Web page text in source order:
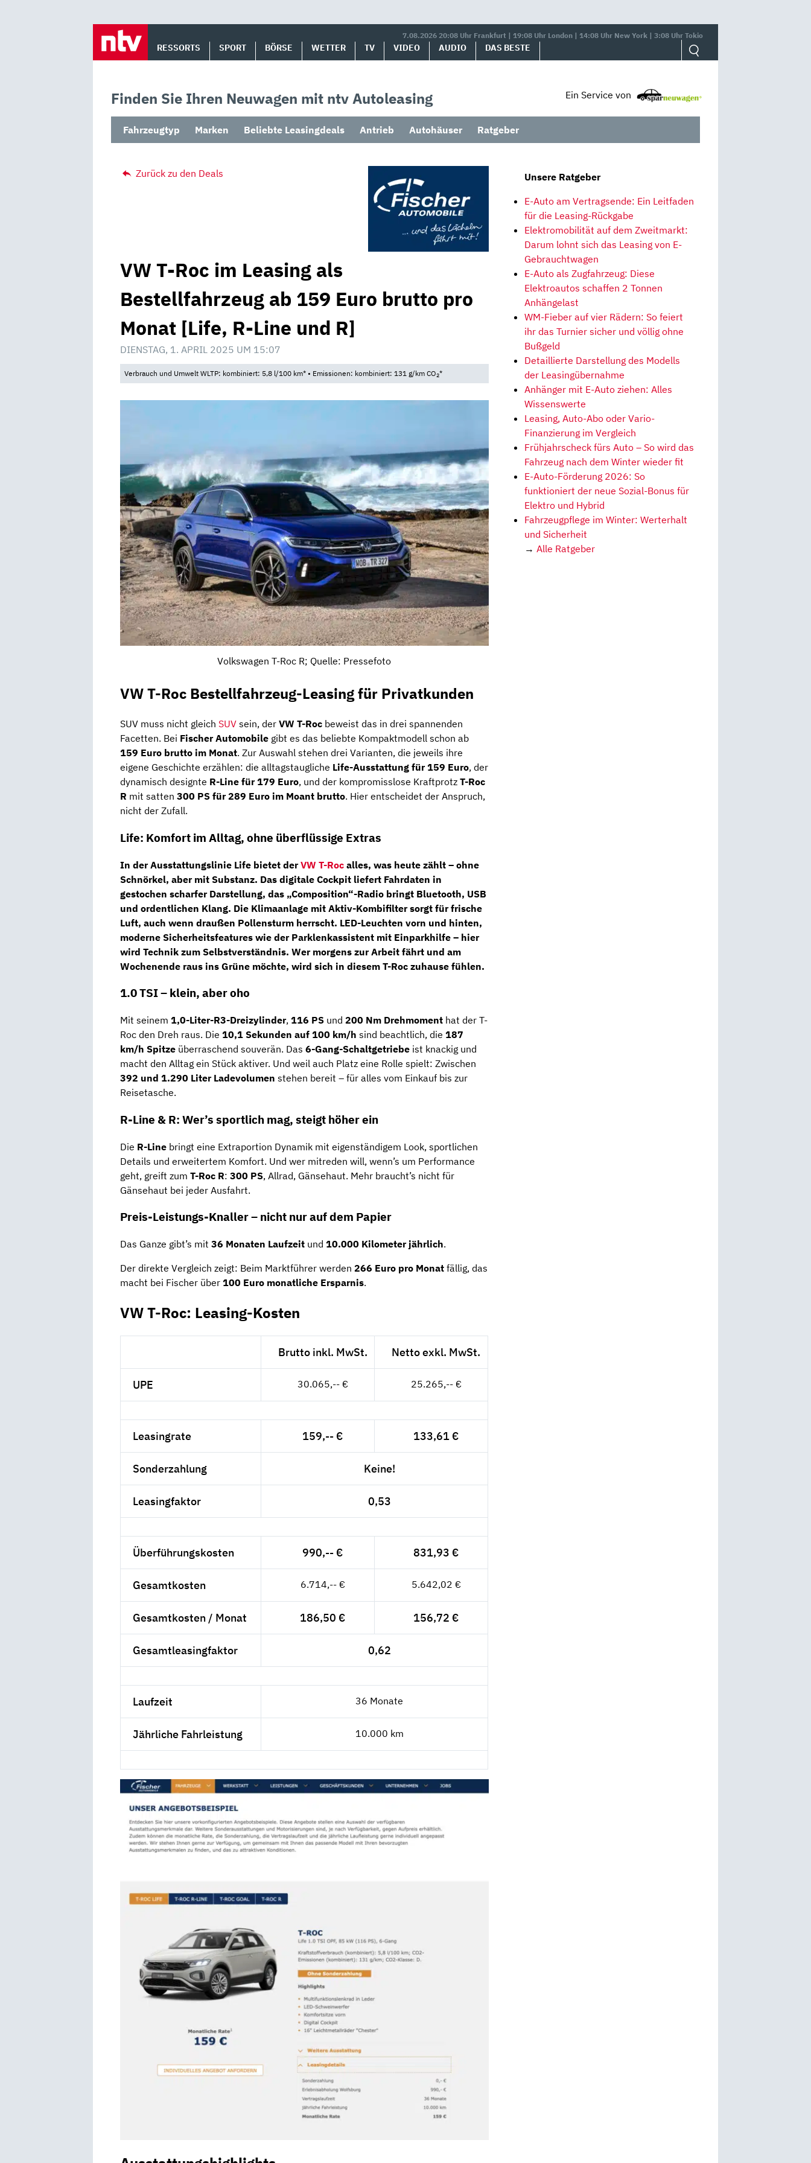
7.08.2026 20:08 Uhr Frankfurt | 19:08 Uhr London | 14:08 Uhr New York | 3:08 Uhr Tokio
RESSORTS SPORT BÖRSE WETTER TV VIDEO AUDIO DAS BESTE
Finden Sie Ihren Neuwagen mit ntv Autoleasing Ein Service von
Fahrzeugtyp Marken Beliebte Leasingdeals Antrieb Autohäuser Ratgeber
Zurück zu den Deals
VW T-Roc im Leasing als
Bestellfahrzeug ab 159 Euro brutto pro
Monat [Life, R-Line und R]
DIENSTAG, 1. APRIL 2025 UM 15:07
Verbrauch und Umwelt WLTP: kombiniert: 5,8 l/100 km* • Emissionen: kombiniert: 131 g/km CO2*
Volkswagen T-Roc R; Quelle: Pressefoto
VW T-Roc Bestellfahrzeug-Leasing für Privatkunden
SUV muss nicht gleich SUV sein, der VW T-Roc beweist das in drei spannenden
Facetten. Bei Fischer Automobile gibt es das beliebte Kompaktmodell schon ab
159 Euro brutto im Monat. Zur Auswahl stehen drei Varianten, die jeweils ihre
eigene Geschichte erzählen: die alltagstaugliche Life-Ausstattung für 159 Euro, der
dynamisch designte R-Line für 179 Euro, und der kompromisslose Kraftprotz T-Roc
R mit satten 300 PS für 289 Euro im Moant brutto. Hier entscheidet der Anspruch,
nicht der Zufall.
Life: Komfort im Alltag, ohne überflüssige Extras
In derAusstattungslinie Life bietet derVW T-Roc alles, was heute zählt – ohne
Schnörkel, aber mit Substanz. Das digitale Cockpit liefert Fahrdaten in
gestochen scharfer Darstellung, das „Composition“-Radio bringt Bluetooth, USB
und ordentlichen Klang. Die Klimaanlage mit Aktiv-Kombifiltersorgt für frische
Luft, auch wenn draußen Pollensturm herrscht. LED-Leuchten vorn und hinten,
moderne Sicherheitsfeatures wie der Parklenkassistent mit Einparkhilfe – hier
wird Technik zum Selbstverständnis. Wer morgens zur Arbeit fährt und am
Wochenende raus ins Grüne möchte, wird sich in diesem T-Roc zuhause fühlen.
1.0 TSI – klein, aber oho
Mit seinem 1,0-Liter-R3-Dreizylinder, 116 PS und 200 Nm Drehmoment hat der T-
Roc den Dreh raus. Die 10,1 Sekunden auf 100 km/h sind beachtlich, die 187
km/h Spitze überraschend souverän. Das 6-Gang-Schaltgetriebe ist knackig und
macht den Alltag ein Stück aktiver. Und weil auch Platz eine Rolle spielt: Zwischen
392 und 1.290 Liter Ladevolumen stehen bereit – für alles vom Einkauf bis zur
Reisetasche.
R-Line & R: Wer’s sportlich mag, steigt höher ein
Die R-Line bringt eine Extraportion Dynamik mit eigenständigem Look, sportlichen
Details und erweitertem Komfort. Und wer mitreden will, wenn’s um Performance
geht, greift zum T-Roc R: 300 PS, Allrad, Gänsehaut. Mehr braucht’s nicht für
Gänsehaut bei jeder Ausfahrt.
Preis-Leistungs-Knaller – nicht nur auf dem Papier
Das Ganze gibt’s mit 36 Monaten Laufzeit und 10.000 Kilometer jährlich.
Der direkte Vergleich zeigt: Beim Marktführer werden 266 Euro pro Monat fällig, das
macht bei Fischer über 100 Euro monatliche Ersparnis.
VW T-Roc: Leasing-Kosten
Brutto inkl. MwSt. Netto exkl. MwSt.
UPE 30.065,-- € 25.265,-- €
Leasingrate 159,-- € 133,61 €
Sonderzahlung Keine!
Leasingfaktor 0,53
Überführungskosten 990,-- € 831,93 €
Gesamtkosten 6.714,-- € 5.642,02 €
Gesamtkosten / Monat 186,50 € 156,72 €
Gesamtleasingfaktor 0,62
Laufzeit 36 Monate
Jährliche Fahrleistung 10.000 km
Unsere Ratgeber
E-Auto am Vertragsende: Ein Leitfaden
für die Leasing-Rückgabe
Elektromobilität auf dem Zweitmarkt:
Darum lohnt sich das Leasing von E-
Gebrauchtwagen
E-Auto als Zugfahrzeug: Diese
Elektroautos schaffen 2 Tonnen
Anhängelast
WM-Fieber auf vier Rädern: So feiert
ihr das Turnier sicher und völlig ohne
Bußgeld
Detaillierte Darstellung des Modells
der Leasingübernahme
Anhänger mit E-Auto ziehen: Alles
Wissenswerte
Leasing, Auto-Abo oder Vario-
Finanzierung im Vergleich
Frühjahrscheck fürs Auto – So wird das
Fahrzeug nach dem Winter wieder fit
E-Auto-Förderung 2026: So
funktioniert der neue Sozial-Bonus für
Elektro und Hybrid
Fahrzeugpflege im Winter: Werterhalt
und Sicherheit
→ Alle Ratgeber